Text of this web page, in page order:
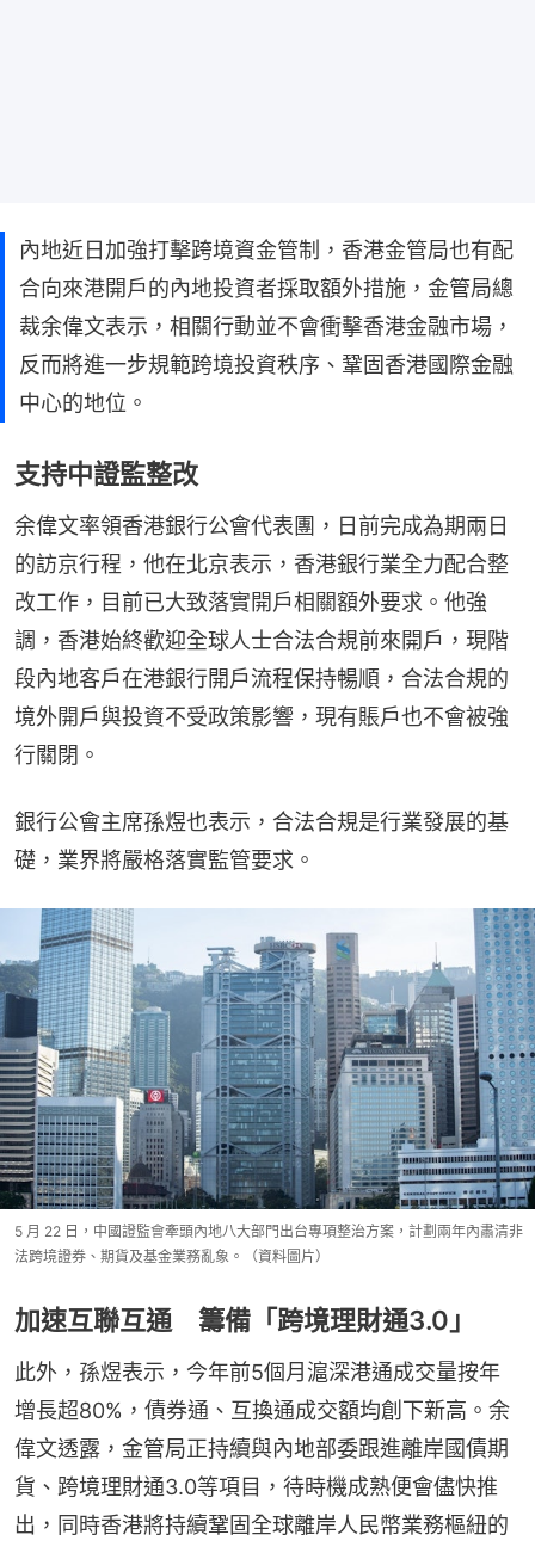
內地近日加強打擊跨境資金管制，香港金管局也有配
合向來港開戶的內地投資者採取額外措施，金管局總
裁余偉文表示，相關行動並不會衝擊香港金融市場，
反而將進一步規範跨境投資秩序、鞏固香港國際金融
中心的地位。
支持中證監整改
余偉文率領香港銀行公會代表團，日前完成為期兩日
的訪京行程，他在北京表示，香港銀行業全力配合整
改工作，目前已大致落實開戶相關額外要求。他強
調，香港始終歡迎全球人士合法合規前來開戶，現階
段內地客戶在港銀行開戶流程保持暢順，合法合規的
境外開戶與投資不受政策影響，現有賬戶也不會被強
行關閉。
銀行公會主席孫煜也表示，合法合規是行業發展的基
礎，業界將嚴格落實監管要求。
5 月 22 日，中國證監會牽頭內地八大部門出台專項整治方案，計劃兩年內肅清非
法跨境證券、期貨及基金業務亂象。（資料圖片）
加速互聯互通 籌備「跨境理財通3.0」
此外，孫煜表示，今年前5個月滬深港通成交量按年
增長超80%，債券通、互換通成交額均創下新高。余
偉文透露，金管局正持續與內地部委跟進離岸國債期
貨、跨境理財通3.0等項目，待時機成熟便會儘快推
出，同時香港將持續鞏固全球離岸人民幣業務樞紐的